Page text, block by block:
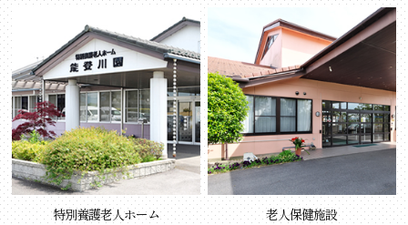
特別養護老人ホーム
老人保健施設